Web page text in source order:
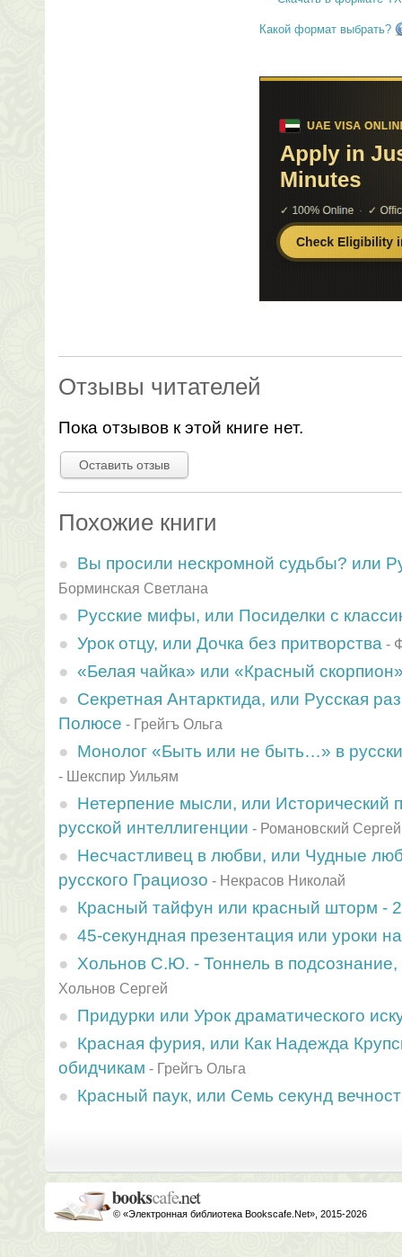
Какой формат выбрать?
Отзывы читателей
Пока отзывов к этой книге нет.
Оставить отзыв
Похожие книги
Вы просили нескромной судьбы? или
Борминская Светлана
Русские мифы, или Посиделки с
Урок отцу, или Дочка без притворства -
«Белая чайка» или «Красный
Секретная Антарктида, или Русская
Полюсе - Грейгъ Ольга
Монолог «Быть или не быть…» в
- Шекспир Уильям
Нетерпение мысли, или Исторический
русской интеллигенции - Романовский Сергей
Несчастливец в любви, или Чудные
русского Грациозо - Некрасов Николай
Красный тайфун или красный шторм - 2
45-секундная презентация или уроки
Хольнов С.Ю. - Тоннель в
Хольнов Сергей
Придурки или Урок драматического
Красная фурия, или Как Надежда
обидчикам - Грейгъ Ольга
Красный паук, или Семь секунд
© «Электронная библиотека Bookscafe.Net», 2015-2026